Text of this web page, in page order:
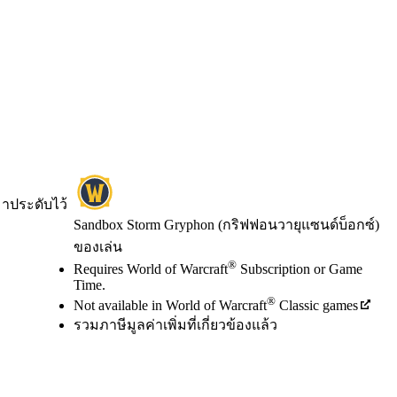
Sandbox Storm Gryphon (กริฟฟอนวายุแซนด์บ็อกซ์)
ของเล่น
ราคา
Available actions
Requires World of Warcraft® Subscription or Game
Time.
Not available in World of Warcraft® Classic games
รวมภาษีมูลค่าเพิ่มที่เกี่ยวข้องแล้ว
ประดับไว้